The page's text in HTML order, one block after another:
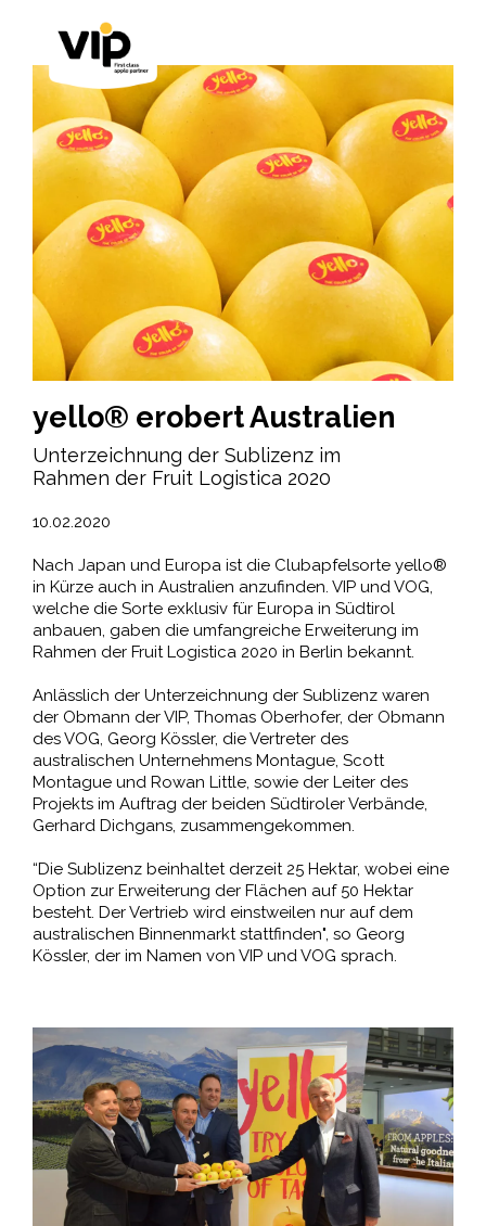
yello® erobert Australien
Unterzeichnung der Sublizenz im
Rahmen der Fruit Logistica 2020
10.02.2020
Nach Japan und Europa ist die Clubapfelsorte yello®
in Kürze auch in Australien anzufinden. VIP und VOG,
welche die Sorte exklusiv für Europa in Südtirol
anbauen, gaben die umfangreiche Erweiterung im
Rahmen der Fruit Logistica 2020 in Berlin bekannt.
Anlässlich der Unterzeichnung der Sublizenz waren
der Obmann der VIP, Thomas Oberhofer, der Obmann
des VOG, Georg Kössler, die Vertreter des
australischen Unternehmens Montague, Scott
Montague und Rowan Little, sowie der Leiter des
Projekts im Auftrag der beiden Südtiroler Verbände,
Gerhard Dichgans, zusammengekommen.
“Die Sublizenz beinhaltet derzeit 25 Hektar, wobei eine
Option zur Erweiterung der Flächen auf 50 Hektar
besteht. Der Vertrieb wird einstweilen nur auf dem
australischen Binnenmarkt stattfinden", so Georg
Kössler, der im Namen von VIP und VOG sprach.